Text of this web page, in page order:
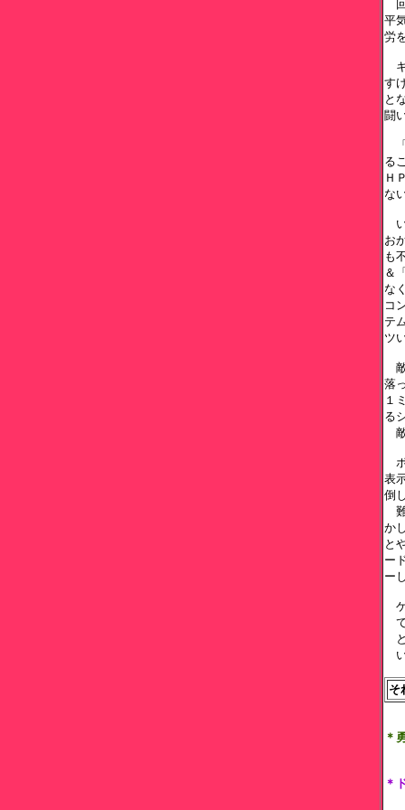
回
平
労
キ
す
と
闘
「
る
Ｈ
な
い
お
も
＆
な
コ
テ
ツ
敵
落
１
る
敵
ボ
表
倒
難
か
と
ー
ー
ゲ
て
と
い
そ
＊
＊